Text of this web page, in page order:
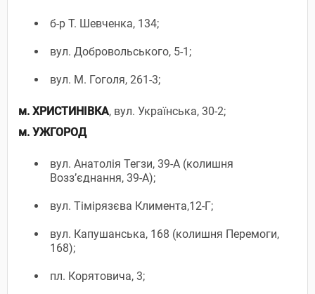
б-р Т. Шевченка, 134;
вул. Добровольського, 5-1;
вул. М. Гоголя, 261-3;
м. ХРИСТИНІВКА, вул. Українська, 30-2;
м. УЖГОРОД
вул. Анатолія Тегзи, 39-А (колишня
Возз’єднання, 39-А);
вул. Тімірязєва Климента,12-Г;
вул. Капушанська, 168 (колишня Перемоги,
168);
пл. Корятовича, 3;